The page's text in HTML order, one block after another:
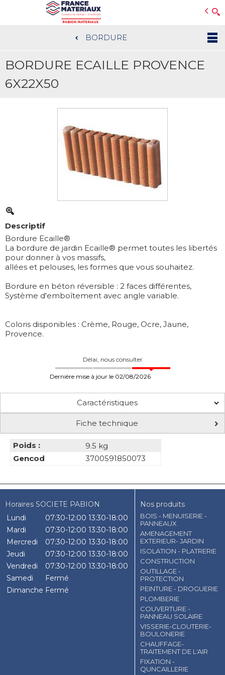
au
contenu
BORDURE
BORDURE ECAILLE PROVENCE
6X22X50
Descriptif
Bordure Ecaille®
La bordure de jardin Ecaille® permet toutes les libertés
pour donner à vos massifs,
allées et pelouses, les formes que vous souhaitez.
Bordure en béton réversible : 2 faces différentes,
Système d'emboîtement avec angle variable.
Coloris disponibles : Crème, Rouge, Ocre, Jaune,
Provence.
Délai, nous consulter
Dernière mise à jour le 02/08/2026
Caractéristiques
Fiche technique
Poids :
9.5 kg
Gencod
3700591850073
Horaires SOCIETE PABION
Lundi
07:30-12:00 13:30-18:00
Mardi
07:30-12:00 13:30-18:00
Mercredi
07:30-12:00 13:30-18:00
Jeudi
07:30-12:00 13:30-18:00
Vendredi
07:30-12:00 13:30-18:00
Samedi
Fermé
Dimanche Fermé
Nos produits
BOIS - MENUISERIE -
PANNEAUX
AMENAGEMENT
EXTERIEUR- JARDIN
ISOLATION - PLATRERIE
CONSTRUCTION
OUTILLAGE -
PROTECTION
PEINTURE - DROGUERIE
PLOMBERIE
COUVERTURE -
PANNEAU SOLAIRE
VISSERIE-CLOUTERIE-
BOULONERIE
CHAUFFAGE-
TRAITEMENT DE L'AIR
FIXATION -
QUNCAILLERIE